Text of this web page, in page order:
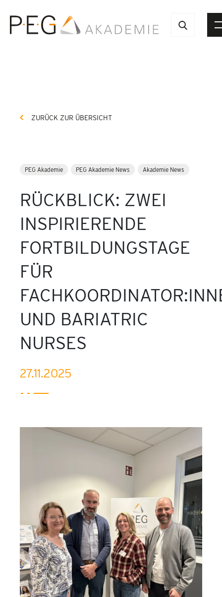
ZURÜCK ZUR ÜBERSICHT
PEG Akademie PEG Akademie News Akademie News
RÜCKBLICK: ZWEI
INSPIRIERENDE
FORTBILDUNGSTAGE
FÜR
UND BARIATRIC
NURSES
27.11.2025